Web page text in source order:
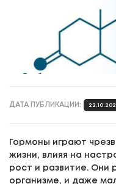
ДАТА ПУБЛИКАЦИИ:
Гормоны играют
жизни, влияя на
рост и развитие. Они
организме, и даже